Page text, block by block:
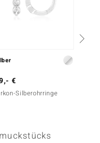
€
Silberohrringe